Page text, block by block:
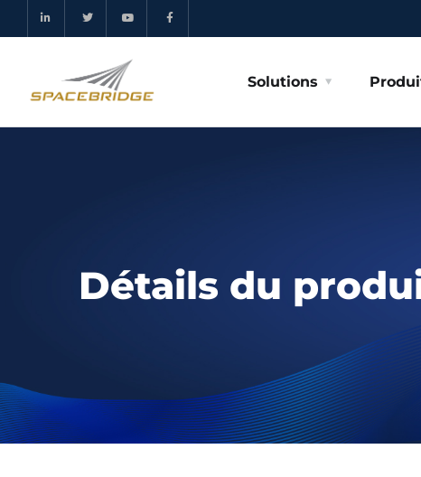
Solutions
Détails du